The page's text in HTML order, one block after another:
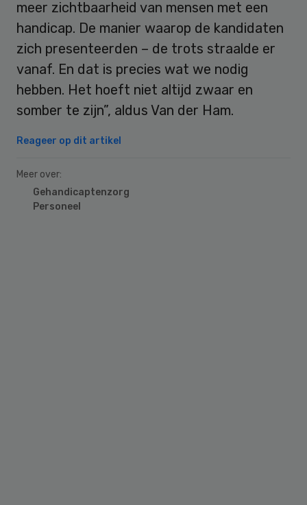
meer zichtbaarheid van mensen met een
handicap. De manier waarop de kandidaten
zich presenteerden – de trots straalde er
vanaf. En dat is precies wat we nodig
hebben. Het hoeft niet altijd zwaar en
somber te zijn”, aldus Van der Ham.
Reageer op dit artikel
Meer over:
Gehandicaptenzorg
Personeel